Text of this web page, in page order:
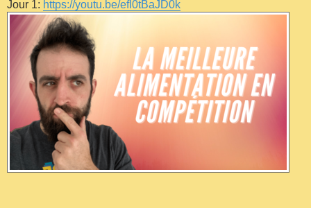
Jour 1: https://youtu.be/efl0tBaJD0k